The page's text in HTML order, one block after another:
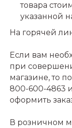
товара
указанной
На горячей
Если вам
при
магазине, то
800-600-4863
оформить
В розничном